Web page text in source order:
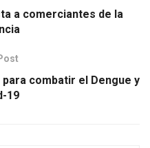
a comerciantes de la
combatir el Dengue y
19